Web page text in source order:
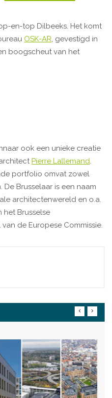
en-top Dilbeeks. Het komt
OSK-AR, gevestigd in
boogscheut van het
ook een unieke creatie
Pierre Lallemand.
portfolio omvat zowel
Brusselaar is een naam
architectenwereld en o.a.
het Brusselse
de Europese Commissie.